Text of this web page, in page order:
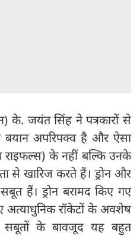
के. जयंत सिंह ने पत्रकारों से
अपरिपक्व है और ऐसा
के नहीं बल्कि उनके
से खारिज करते हैं। ड्रोन और
हैं। ड्रोन बरामद किए गए
अत्याधुनिक रॉकेटों के अवशेष
के बावजूद यह बहुत